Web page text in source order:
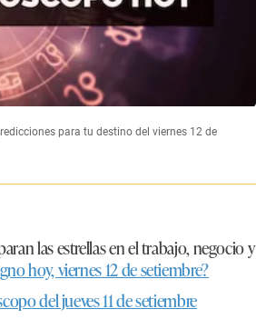
para tu destino del viernes 12 de
las estrellas en el trabajo, negocio y
hoy, viernes 12 de setiembre?
del jueves 11 de setiembre